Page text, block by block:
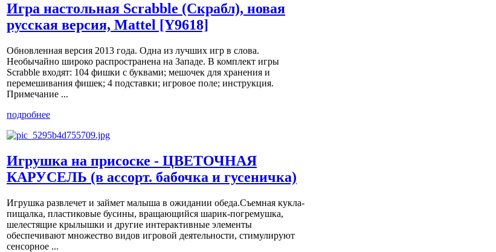
Игра настольная Scrabble (Скрабл), новая
русская версия, Mattel [Y9618]
Обновленная версия 2013 года. Одна из лучших игр в слова.
Необычайно широко распространена на Западе. В комплект игры
Scrabble входят: 104 фишки с буквами; мешочек для хранения и
перемешивания фишек; 4 подставки; игровое поле; инструкция.
Примечание ...
подробнее
Игрушка на присоске - ЦВЕТОЧНАЯ
КАРУСЕЛЬ (в ассорт. бабочка и гусеничка)
Игрушка развлечет и займет малыша в ожидании обеда.Съемная кукла-
пищалка, пластиковые бусины, вращающийся шарик-погремушка,
шелестящие крылышки и другие интерактивные элементы
обеспечивают множество видов игровой деятельности, стимулируют
сенсорное ...